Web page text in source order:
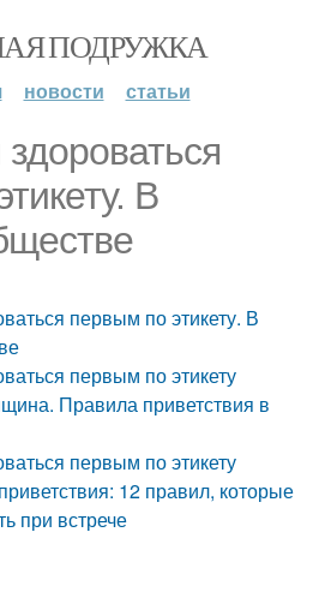
ПОДРУЖКА
новости статьи
В
первым по этикету. В
первым по этикету
Правила приветствия в
первым по этикету
12 правил, которые
при встрече